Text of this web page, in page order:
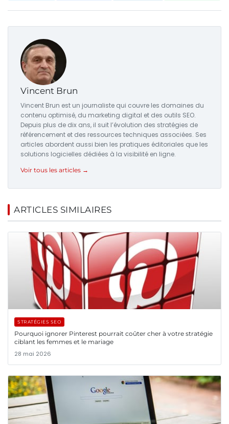
Vincent Brun
Vincent Brun est un journaliste qui couvre les domaines du
contenu optimisé, du marketing digital et des outils SEO.
Depuis plus de dix ans, il suit l’évolution des stratégies de
référencement et des ressources techniques associées. Ses
articles abordent aussi bien les pratiques éditoriales que les
solutions logicielles dédiées à la visibilité en ligne.
Voir tous les articles →
ARTICLES SIMILAIRES
STRATÉGIES SEO
Pourquoi ignorer Pinterest pourrait coûter cher à votre stratégie
ciblant les femmes et le mariage
28 mai 2026